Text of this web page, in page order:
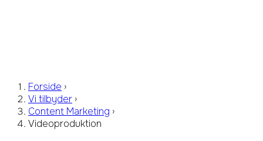
Forside ›
Vi tilbyder ›
Content Marketing ›
Videoproduktion